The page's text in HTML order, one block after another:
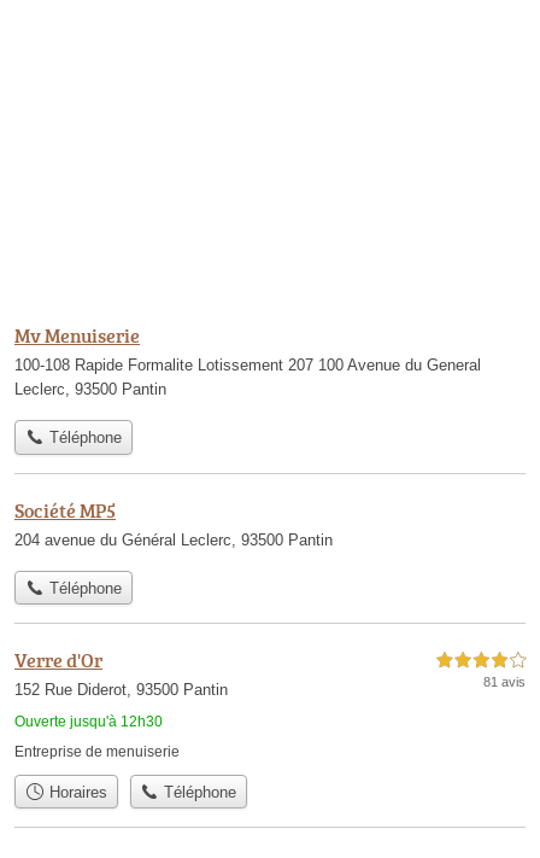
Mv Menuiserie
100-108 Rapide Formalite Lotissement 207 100 Avenue du General
Leclerc, 93500 Pantin
Téléphone
Société MP5
204 avenue du Général Leclerc, 93500 Pantin
Téléphone
Verre d'Or
152 Rue Diderot, 93500 Pantin
Ouverte jusqu'à 12h30
4,0 étoiles sur 5
81 avis
Entreprise de menuiserie
Horaires Téléphone